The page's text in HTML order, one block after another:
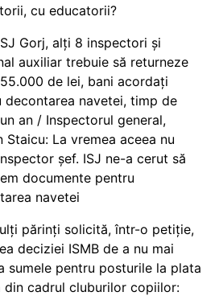
cu educatorii?
Gorj, alți 8 inspectori și
auxiliar trebuie să returneze
de lei, bani acordați
decontarea navetei, timp de
an / Inspectorul general,
Staicu: La vremea aceea nu
șef. ISJ ne-a cerut să
documente pentru
navetei
părinți solicită, într-o petiție,
deciziei ISMB de a nu mai
sumele pentru posturile la plata
din cadrul cluburilor copiilor: